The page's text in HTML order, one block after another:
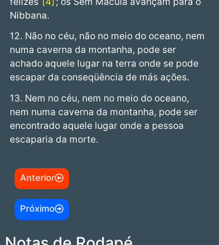
Nibbana.
12. Não no céu, não no meio do oceano, nem
numa caverna da montanha, pode ser
achado aquele lugar na terra onde se pode
escapar da conseqüência de más ações.
13. Nem no céu, nem no meio do oceano,
nem numa caverna da montanha, pode ser
encontrado aquele lugar onde a pessoa
escaparia da morte.
Anterior
Próximo